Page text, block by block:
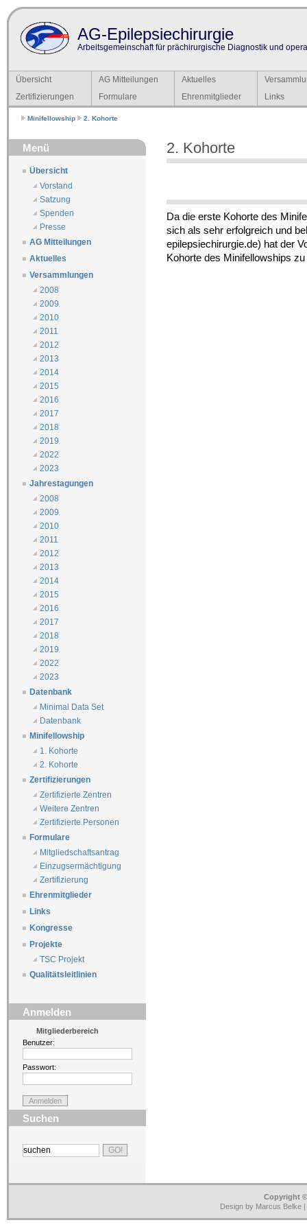
AG-Epilepsiechirurgie
Arbeitsgemeinschaft für prächirurgische Diagnostik und
Übersicht AG Mitteilungen Aktuelles
Zertifizierungen
Formulare Ehrenmitglieder Links
Minifellowship 2. Kohorte
Menü
Übersicht
Vorstand
Satzung
Spenden
Presse
AG Mitteilungen
Aktuelles
Versammlungen
2008
2009
2010
2011
2012
2013
2014
2015
2016
2017
2018
2019
2022
2023
Jahrestagungen
2008
2009
2010
2011
2012
2013
2014
2015
2016
2017
2018
2019
2022
2023
Datenbank
Minimal Data Set
Datenbank
Minifellowship
1. Kohorte
2. Kohorte
Zertifizierungen
Zertifizierte Zentren
Weitere Zentren
Zertifizierte Personen
Formulare
Mitgliedschaftsantrag
Einzugsermächtigung
Zertifizierung
Ehrenmitglieder
Links
Kongresse
Projekte
TSC Projekt
Qualitätsleitlinien
Anmelden
Mitgliederbereich
Benutzer:
Passwort:
Suchen
2. Kohorte
Da die erste Kohorte des
sich als sehr erfolgreich und
epilepsiechirurgie.de) hat der
Kohorte des Minifellowships zu
Copyright
Design by Marcus Belke